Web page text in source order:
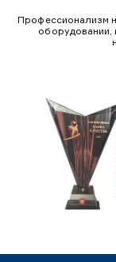
Профессионализм
оборудовании,